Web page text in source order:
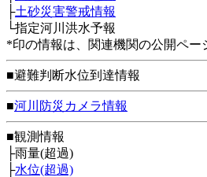
├土砂災害警戒情報
└指定河川洪水予報
*印の情報は、関連機関の公開ペー
■避難判断水位到達情報
■河川防災カメラ情報
■観測情報
├雨量(超過)
├水位(超過)